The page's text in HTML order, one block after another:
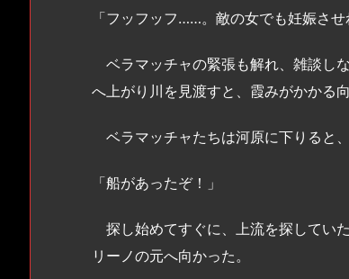
「フッフッフ……。敵の女でも妊娠さ
ベラマッチャの緊張も解れ、雑談し
へ上がり川を見渡すと、霞みがかかる
ベラマッチャたちは河原に下りると
「船があったぞ！」
探し始めてすぐに、上流を探してい
リーノの元へ向かった。